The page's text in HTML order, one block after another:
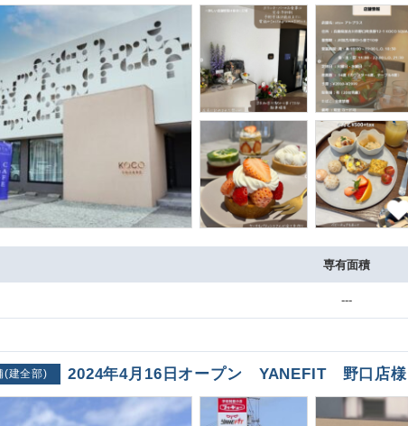
専有面積
---
(建全部) 2024年4月16日オープン YANEFIT 野口店様